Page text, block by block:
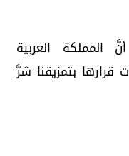
المملكة العربية
بتمزيقنا شرَّ